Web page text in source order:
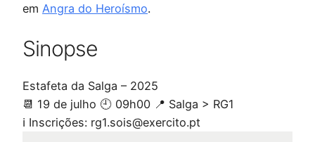
em Angra do Heroísmo.
Sinopse
Estafeta da Salga – 2025
📆 19 de julho 🕘 09h00 📍 Salga > RG1
ℹ️ Inscrições: rg1.sois@exercito.pt